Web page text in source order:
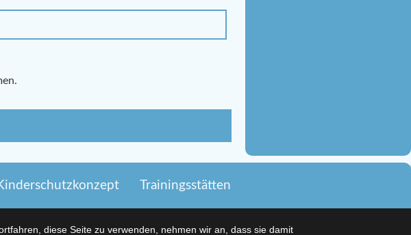
Trainingsstätten
diese Seite zu verwenden, nehmen wir an, dass sie damit